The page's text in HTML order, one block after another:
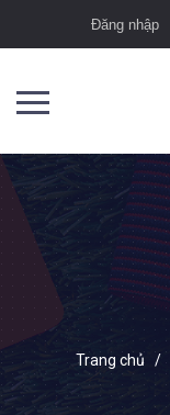
Đăng nhập
Trang chủ /